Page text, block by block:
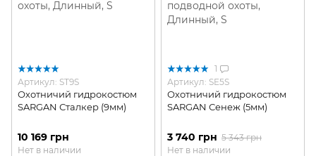
Артикул: ST9S
Охотничий гидрокостюм
SARGAN Сталкер (9мм)
10 169 грн
Нет в наличии
1
Артикул: SE5S
Охотничий гидрокостюм
SARGAN Сенеж (5мм)
3 740 грн 5 343 грн
Нет в наличии